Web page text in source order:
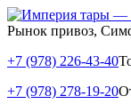
Рынок привоз,
+7 (978) 226-43-40
+7 (978) 278-19-20